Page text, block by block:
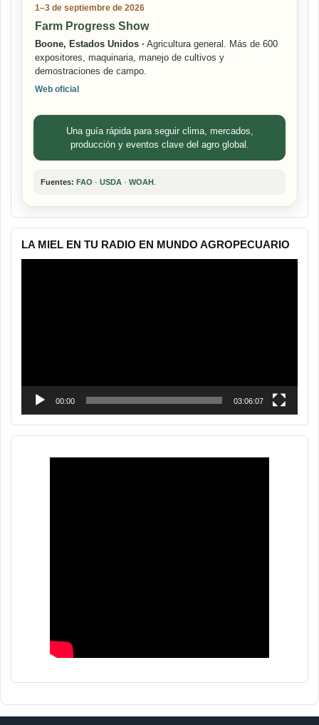
1–3 de septiembre de 2026
Farm Progress Show
Boone, Estados Unidos · Agricultura general. Más de 600
expositores, maquinaria, manejo de cultivos y
demostraciones de campo.
Web oficial
Una guía rápida para seguir clima, mercados,
producción y eventos clave del agro global.
Fuentes: FAO · USDA · WOAH
LA MIEL EN TU RADIO EN MUNDO AGROPECUARIO
00:00 03:06:07